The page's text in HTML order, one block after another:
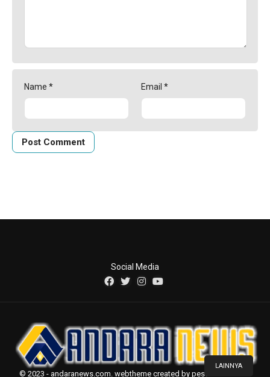
Name * Email *
LAINNYA
Social Media
© 2023 - andaranews.com. webtheme created by pesonaweb.com